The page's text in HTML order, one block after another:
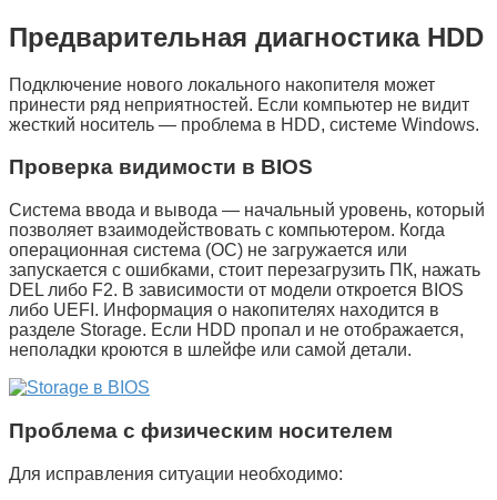
Предварительная диагностика HDD
Подключение нового локального накопителя может
принести ряд неприятностей. Если компьютер не видит
жесткий носитель — проблема в HDD, системе Windows.
Проверка видимости в BIOS
Система ввода и вывода — начальный уровень, который
позволяет взаимодействовать с компьютером. Когда
операционная система (ОС) не загружается или
запускается с ошибками, стоит перезагрузить ПК, нажать
DEL либо F2. В зависимости от модели откроется BIOS
либо UEFI . Информация о накопителях находится в
разделе Storage. Если HDD пропал и не отображается,
неполадки кроются в шлейфе или самой детали.
Проблема с физическим носителем
Для исправления ситуации необходимо: